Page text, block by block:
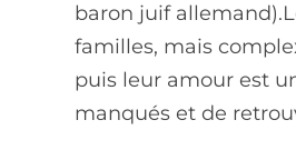
baron juif
familles, mais
puis leur amour est
manqués et de